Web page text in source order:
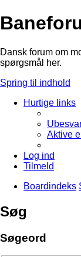
Dansk forum om
spørgsmål her.
Spring til indhold
Hurtige links
Aktive
Log ind
Tilmeld
Boardindeks
Søg
Søgeord